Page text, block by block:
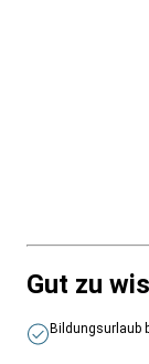
Gut zu
Bildungsurlaub